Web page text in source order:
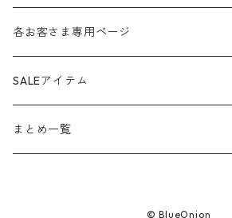
anana
ante aciem
any
24aw
25ss
25aw
各お客さま専用ページ
SALEアイテム
まとめ一覧
© BlueOnion